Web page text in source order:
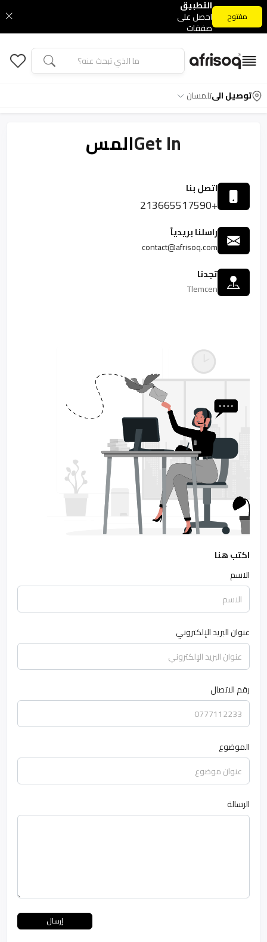
التطبيق
احصل على
صفقات
الحصرية
مفتوح
توصيل الىتلمسان
Get Inالمس
اتصل بنا
+213665517590
راسلنا بريدياً
contact@afrisoq.com
تجدنا
Tlemcen
اكتب هنا
الاسم
عنوان البريد الإلكتروني
رقم الاتصال
الموضوع
الرسالة
إرسال